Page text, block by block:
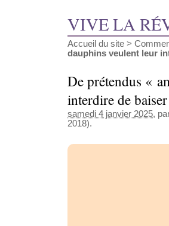
VIVE LA
Accueil du site >
dauphins veulent leur
De prétendus «
interdire de
samedi 4 janvier 2025,
2018).